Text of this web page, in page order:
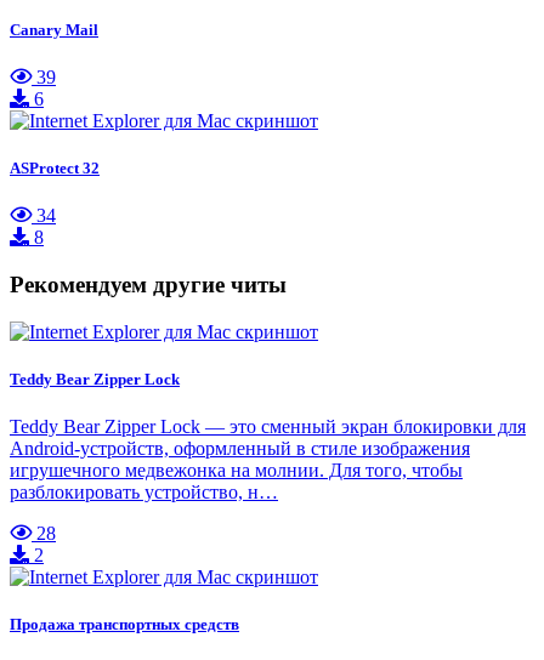
Canary Mail
39
6
ASProtect 32
34
8
Рекомендуем другие читы
Teddy Bear Zipper Lock
Teddy Bear Zipper Lock — это сменный экран блокировки для
Android-устройств, оформленный в стиле изображения
игрушечного медвежонка на молнии. Для того, чтобы
разблокировать устройство, н…
28
2
Продажа транспортных средств